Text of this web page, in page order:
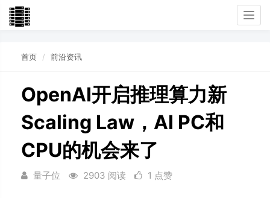
首页 前沿资讯
OpenAI开启推理算力新
Scaling Law，AI PC和
CPU的机会来了
量子位 2903 阅读 1 点赞